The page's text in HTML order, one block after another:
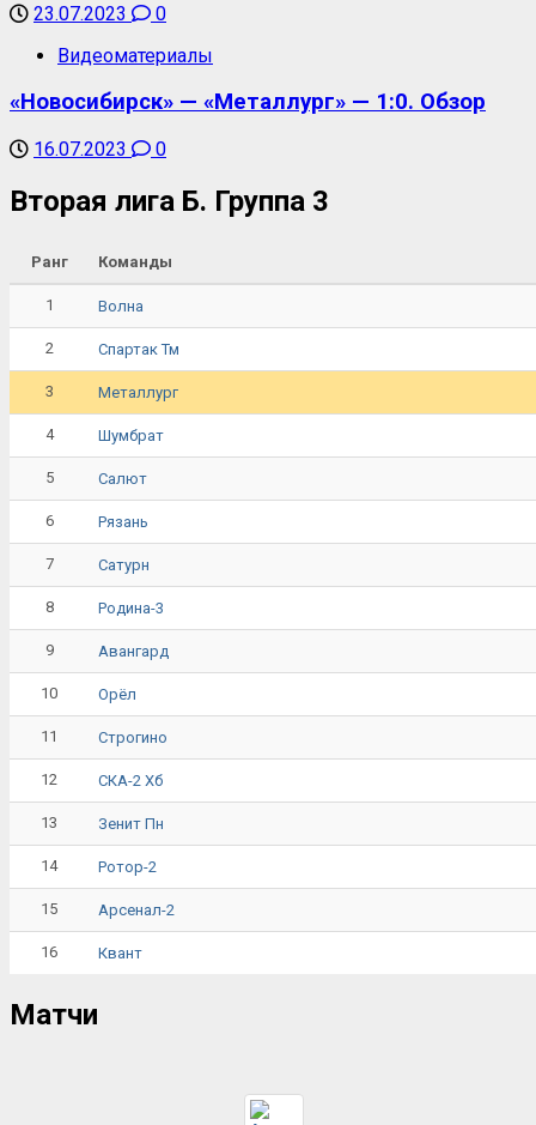
23.07.2023
0
Видеоматериалы
«Новосибирск» — «Металлург» — 1:0. Обзор
16.07.2023 0
Вторая лига Б. Группа 3
Ранг Команды
1 Волна
2 Спартак Тм
3 Металлург
4 Шумбрат
5 Салют
6 Рязань
7 Сатурн
8 Родина-3
9 Авангард
10 Орёл
11 Строгино
12 СКА-2 Хб
13 Зенит Пн
14 Ротор-2
15 Арсенал-2
16 Квант
Матчи